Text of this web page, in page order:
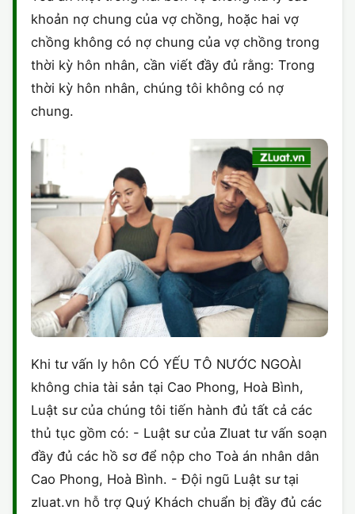
khoản nợ chung của vợ chồng, hoặc hai vợ
chồng không có nợ chung của vợ chồng trong
thời kỳ hôn nhân, cần viết đầy đủ rằng: Trong
thời kỳ hôn nhân, chúng tôi không có nợ
chung.
Khi tư vấn ly hôn CÓ YẾU TÔ NƯỚC NGOÀI
không chia tài sản tại Cao Phong, Hoà Bình,
Luật sư của chúng tôi tiến hành đủ tất cả các
thủ tục gồm có: - Luật sư của Zluat tư vấn soạn
đầy đủ các hồ sơ để nộp cho Toà án nhân dân
Cao Phong, Hoà Bình. - Đội ngũ Luật sư tại
zluat.vn hỗ trợ Quý Khách chuẩn bị đầy đủ các